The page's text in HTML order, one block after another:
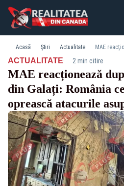
Acasă Știri Actualitate
ACTUALITATE· 2 min citire
MAE reacționează
din Galați: România
oprească atacurile